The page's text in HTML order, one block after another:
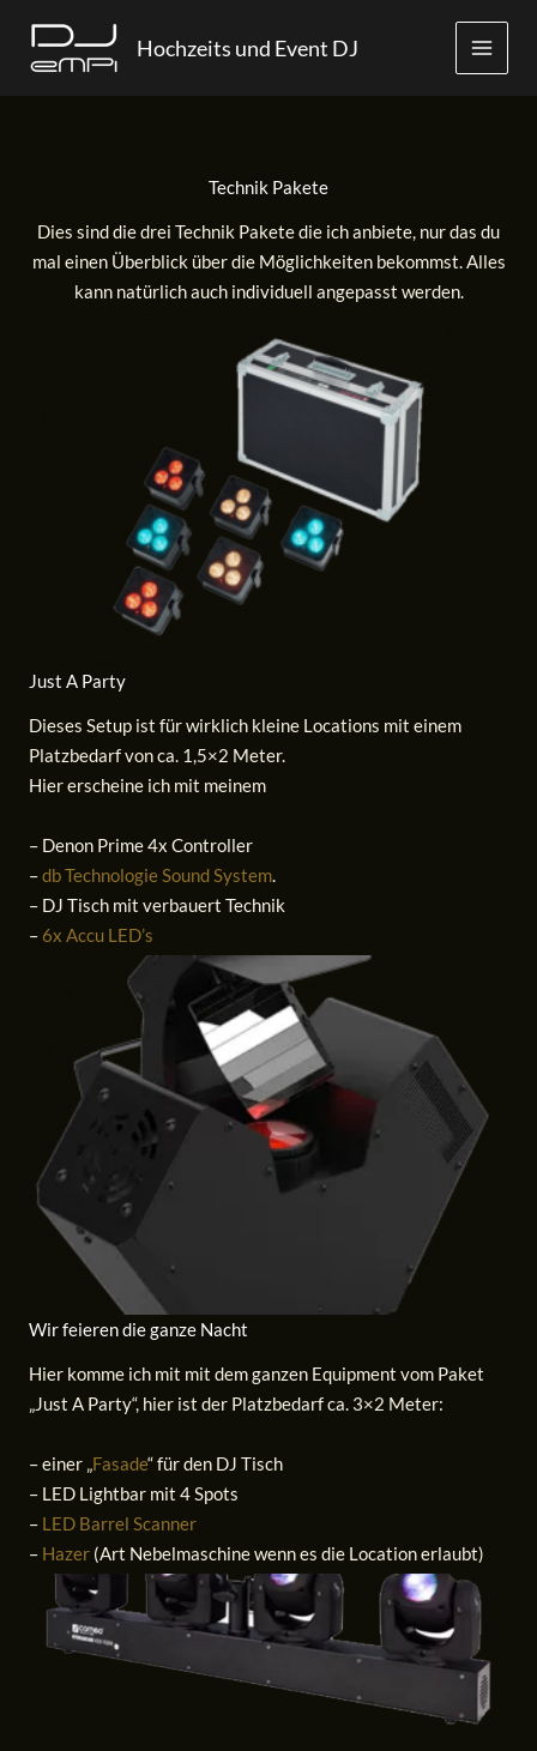
Inhalt
springen
Hochzeits und Event DJ
Technik Pakete
Dies sind die drei Technik Pakete die ich anbiete, nur das du
mal einen Überblick über die Möglichkeiten bekommst. Alles
kann natürlich auch individuell angepasst werden.
Just A Party
Dieses Setup ist für wirklich kleine Locations mit einem
Platzbedarf von ca. 1,5×2 Meter.
Hier erscheine ich mit meinem
– Denon Prime 4x Controller
–db Technologie Sound System.
– DJ Tisch mit verbauert Technik
– 6x Accu LED’s
Wir feieren die ganze Nacht
Hier komme ich mit mit dem ganzen Equipment vom Paket
„Just A Party“, hier ist der Platzbedarf ca. 3×2 Meter:
– einer „Fasade“ für den DJ Tisch
– LED Lightbar mit 4 Spots
– LED Barrel Scanner
– Hazer (Art Nebelmaschine wenn es die Location erlaubt)